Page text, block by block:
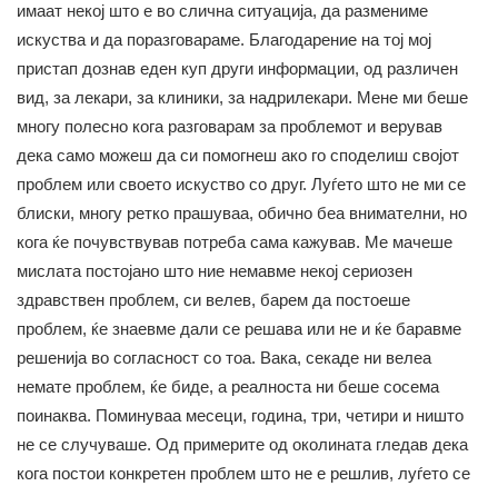
имаат некој што е во слична ситуација, да размениме
искуства и да поразговараме. Благодарение на тој мој
пристап дознав еден куп други информации, од различен
вид, за лекари, за клиники, за надрилекари. Мене ми беше
многу полесно кога разговарам за проблемот и верував
дека само можеш да си помогнеш ако го споделиш својот
проблем или своето искуство со друг. Луѓето што не ми се
блиски, многу ретко прашуваа, обично беа внимателни, но
кога ќе почувствував потреба сама кажував. Ме мачеше
мислата постојано што ние немавме некој сериозен
здравствен проблем, си велев, барем да постоеше
проблем, ќе знаевме дали се решава или не и ќе баравме
решенија во согласност со тоа. Вака, секаде ни велеа
немате проблем, ќе биде, а реалноста ни беше сосема
поинаква. Поминуваа месеци, година, три, четири и ништо
не се случуваше. Од примерите од околината гледав дека
кога постои конкретен проблем што не е решлив, луѓето се